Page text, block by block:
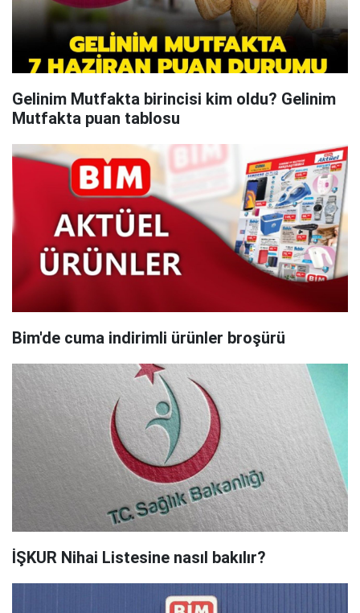
Gelinim Mutfakta birincisi kim oldu? Gelinim
Mutfakta puan tablosu
Bim'de cuma indirimli ürünler broşürü
İŞKUR Nihai Listesine nasıl bakılır?